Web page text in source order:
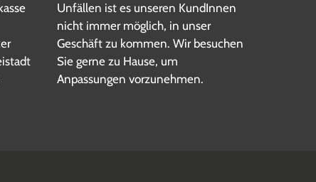
Unfällen ist es unseren KundInnen
nicht immer möglich, in unser
Geschäft zu kommen. Wir besuchen
Sie gerne zu Hause, um
Anpassungen vorzunehmen.